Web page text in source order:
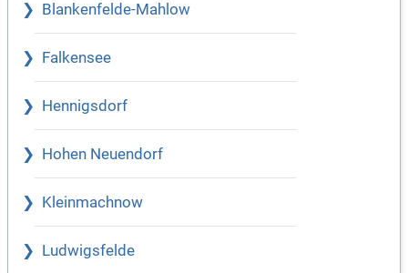
Blankenfelde-Mahlow
Falkensee
Hennigsdorf
Hohen Neuendorf
Kleinmachnow
Ludwigsfelde